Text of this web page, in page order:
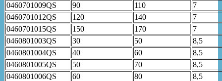
0460701009QS
90 110
7
0460701012QS
120 140
7
0460701015QS
150 170
7
0460801003QS
30 50
8,5
0460801004QS
40 60
8,5
0460801005QS
50 70
8,5
0460801006QS
60 80
8,5